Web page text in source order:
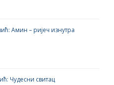
Амин – ријеч изнутра
Чудесни свитац